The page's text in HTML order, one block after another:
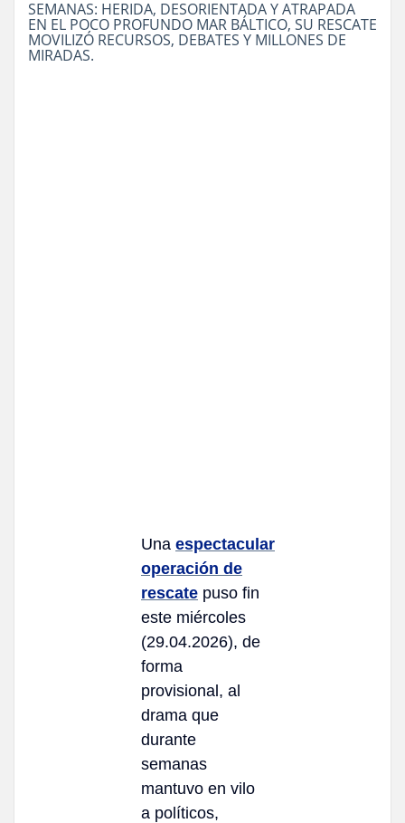
SEMANAS: HERIDA, DESORIENTADA Y ATRAPADA
EN EL POCO PROFUNDO MAR BÁLTICO, SU RESCATE
MOVILIZÓ RECURSOS, DEBATES Y MILLONES DE
MIRADAS.
Una espectacular
operación de
rescate puso fin
este miércoles
(29.04.2026), de
forma
provisional, al
drama que
durante
semanas
mantuvo en vilo
a políticos,